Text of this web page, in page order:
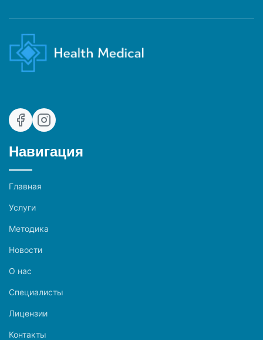
Навигация
Главная
Услуги
Методика
Новости
О нас
Специалисты
Лицензии
Контакты